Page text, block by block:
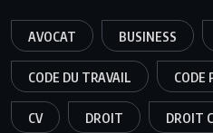
AVOCAT BUSINESS
CODE DU TRAVAIL CODE
CV DROIT DROIT